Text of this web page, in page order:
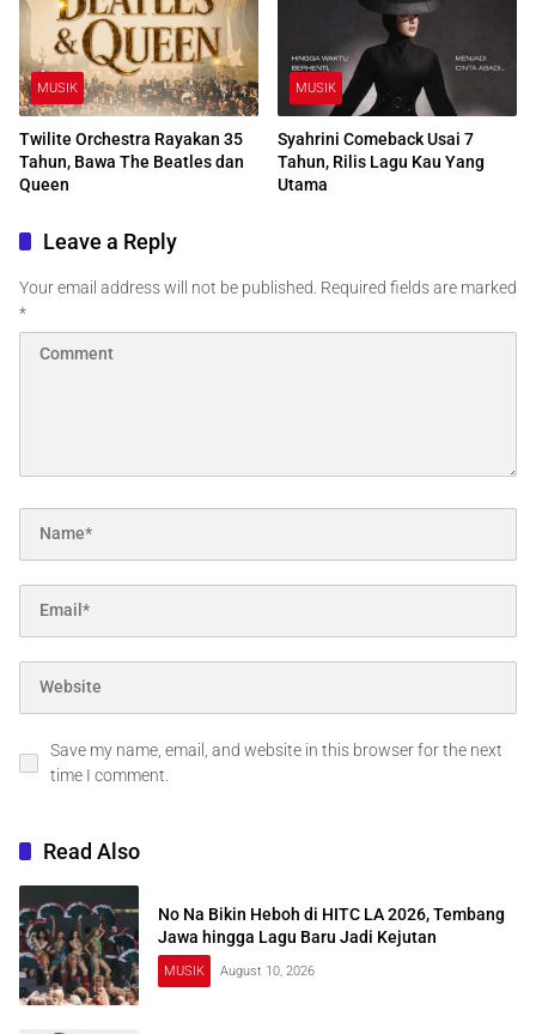
MUSIK
Twilite Orchestra Rayakan 35
Tahun, Bawa The Beatles dan
Queen
MUSIK
Syahrini Comeback Usai 7
Tahun, Rilis Lagu Kau Yang
Utama
Leave a Reply
Your email address will not be published. Required fields are marked
*
Save my name, email, and website in this browser for the next
time I comment.
Read Also
No Na Bikin Heboh di HITC LA 2026, Tembang
Jawa hingga Lagu Baru Jadi Kejutan
MUSIK August 10, 2026